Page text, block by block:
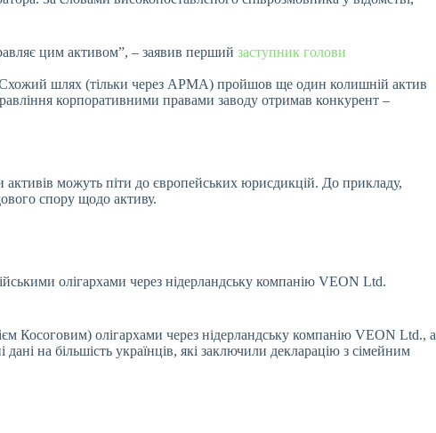
цим активом”, – заявив перший заступник голови
Схожий шлях (тільки через АРМА) пройшов ще один колишній актив
корпоративними правами заводу отримав конкурент –
можуть піти до європейських юрисдикцій. До прикладу,
спору щодо активу.
олігархами через нідерландську компанію VEON Ltd.
олігархами через нідерландську компанію VEON Ltd., а
на більшість українців, які заключили декларацію з сімейним